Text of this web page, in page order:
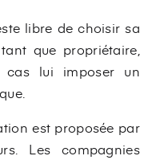
libre de choisir sa
que propriétaire,
cas lui imposer un
est proposée par
Les compagnies